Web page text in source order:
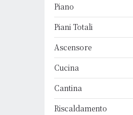
Piano
Piani Totali
Ascensore
Cucina
Cantina
Riscaldamento